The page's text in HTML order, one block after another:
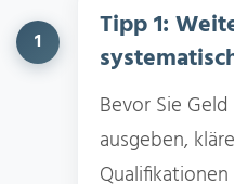
1
Tipp 1:
Bevor Sie
ausgeben,